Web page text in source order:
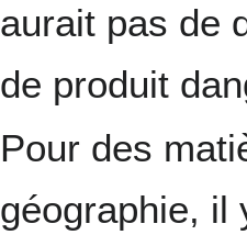
aurait pas de
de produit
Pour des
géographie, il